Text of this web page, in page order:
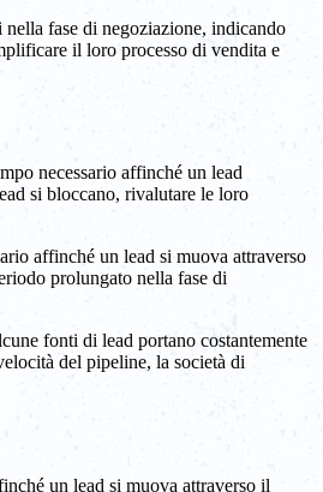
fase di negoziazione, indicando
il loro processo di vendita e
necessario affinché un lead
si bloccano, rivalutare le loro
affinché un lead si muova attraverso
prolungato nella fase di
fonti di lead portano costantemente
del pipeline, la società di
un lead si muova attraverso il